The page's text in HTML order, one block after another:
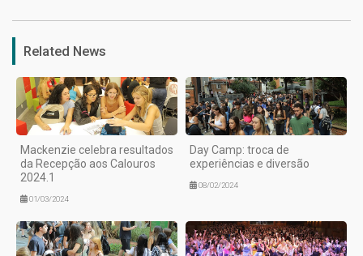
Related News
Mackenzie celebra resultados
da Recepção aos Calouros
2024.1
01/03/2024
Day Camp: troca de
experiências e diversão
08/02/2024